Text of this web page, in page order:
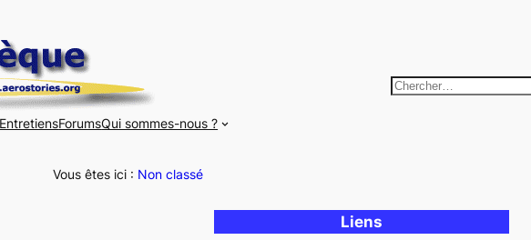
EntretiensForumsQui sommes-nous ?
R
r
c
Vous êtes ici : Non classé
Liens